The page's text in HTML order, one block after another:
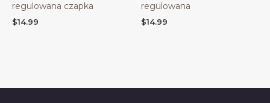
regulowana czapka
$14.99
regulowana
$14.99